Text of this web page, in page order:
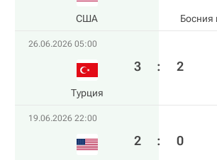
США Босния
26.06.2026 05:00
Турция
3 : 2
19.06.2026 22:00
2 : 0